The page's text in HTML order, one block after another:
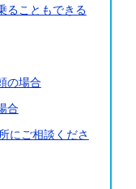
ることもできる
の場合
合
にご相談くださ